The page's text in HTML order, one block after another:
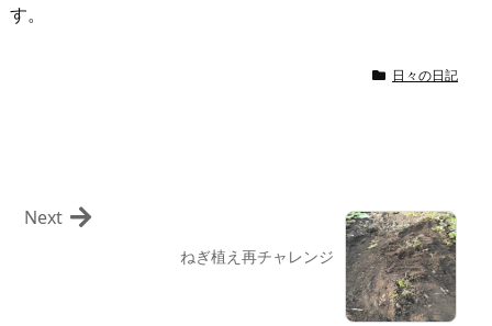
す。
日々の日記
ねぎ植え再チャレンジ
Next